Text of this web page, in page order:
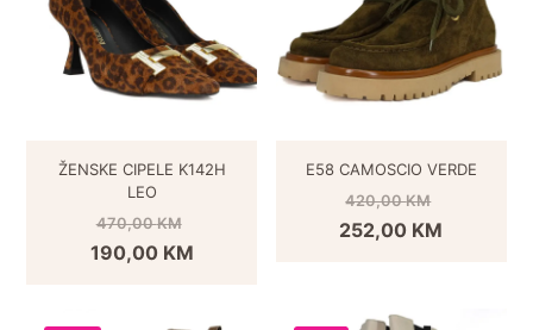
ŽENSKE CIPELE K142H
LEO
470,00KM
190,00 KM
E58 CAMOSCIO VERDE
420,00KM
252,00 KM